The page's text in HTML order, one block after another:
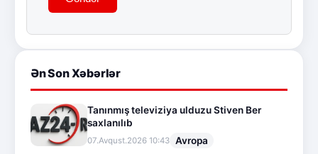
Ən Son Xəbərlər
Tanınmış televiziya ulduzu Stiven Ber
saxlanılıb
07.Avqust.2026 10:43 Avropa